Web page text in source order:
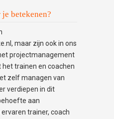
betekenen?
maar zijn ook in ons
projectmanagement
trainen en coachen
zelf managen van
verdiepen in dit
aan
trainer, coach